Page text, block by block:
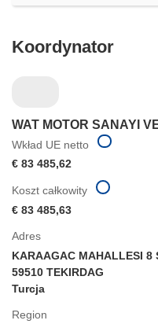
Koordynator
WAT MOTOR SANAYI
Wkład UE netto
€ 83 485,62
Adres
KARAAGAC MAHALLESI 8
59510 TEKIRDAG
Turcja
Region
Koszt całkowity
€ 83 485,63